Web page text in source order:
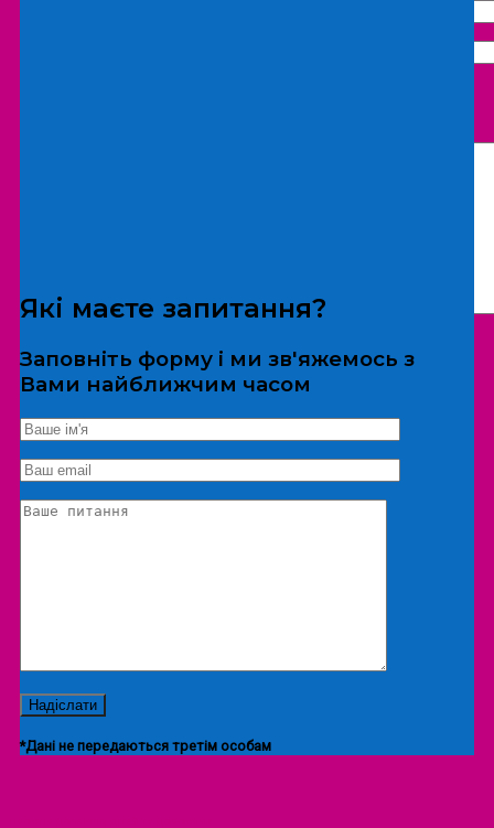
*Дані не передаються третім особам
Екскурсія/локація
Які маєте запитання?
Заповніть форму і ми зв'яжемось з
Вами найближчим часом
*Дані не передаються третім особам